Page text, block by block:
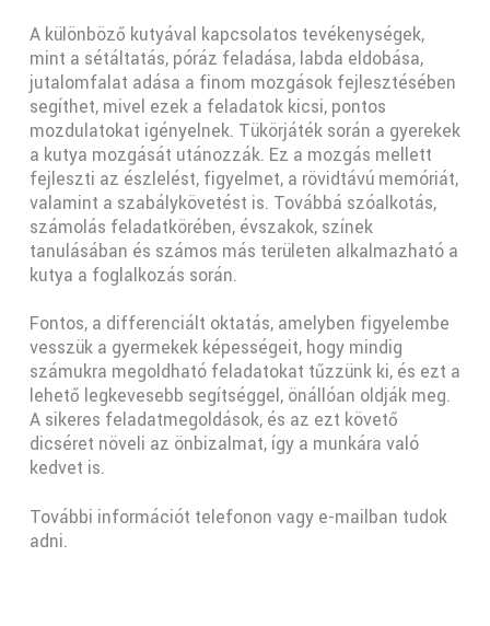
A különböző kutyával kapcsolatos tevékenységek,
mint a sétáltatás, póráz feladása, labda eldobása,
jutalomfalat adása a finom mozgások fejlesztésében
segíthet, mivel ezek a feladatok kicsi, pontos
mozdulatokat igényelnek. Tükörjáték során a gyerekek
a kutya mozgását utánozzák. Ez a mozgás mellett
fejleszti az észlelést, figyelmet, a rövidtávú memóriát,
valamint a szabálykövetést is. Továbbá szóalkotás,
számolás feladatkörében, évszakok, színek
tanulásában és számos más területen alkalmazható a
kutya a foglalkozás során.
Fontos, a differenciált oktatás, amelyben figyelembe
vesszük a gyermekek képességeit, hogy mindig
számukra megoldható feladatokat tűzzünk ki, és ezt a
lehető legkevesebb segítséggel, önállóan oldják meg.
A sikeres feladatmegoldások, és az ezt követő
dicséret növeli az önbizalmat, így a munkára való
kedvet is.
További információt telefonon vagy e-mailban tudok
adni.